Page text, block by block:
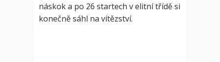
náskok a po 26 startech v elitní třídě si
konečně sáhl na vítězství.